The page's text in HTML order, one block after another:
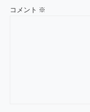
コメント ※